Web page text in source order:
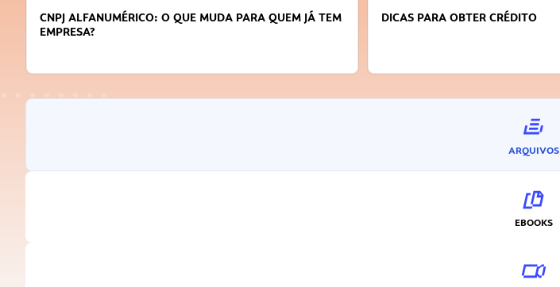
CNPJ ALFANUMÉRICO: O QUE MUDA PARA QUEM JÁ TEM
EMPRESA?
DICAS PARA OBTER CRÉDITO
ARQUIVOS
EBOOKS